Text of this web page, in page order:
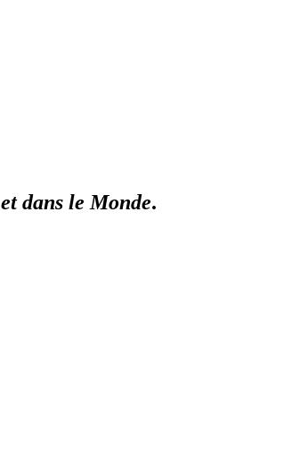
et dans le Monde.